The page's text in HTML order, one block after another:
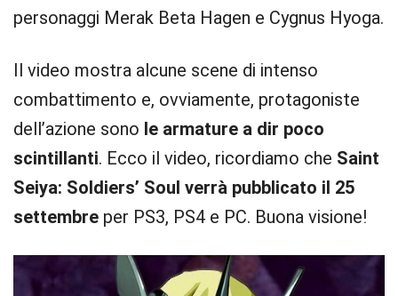
personaggi Merak Beta Hagen e Cygnus Hyoga.
Il video mostra alcune scene di intenso
combattimento e, ovviamente, protagoniste
dell’azione sono le armature a dir poco
scintillanti. Ecco il video, ricordiamo che Saint
Seiya: Soldiers’ Soul verrà pubblicato il 25
settembre per PS3, PS4 e PC. Buona visione!